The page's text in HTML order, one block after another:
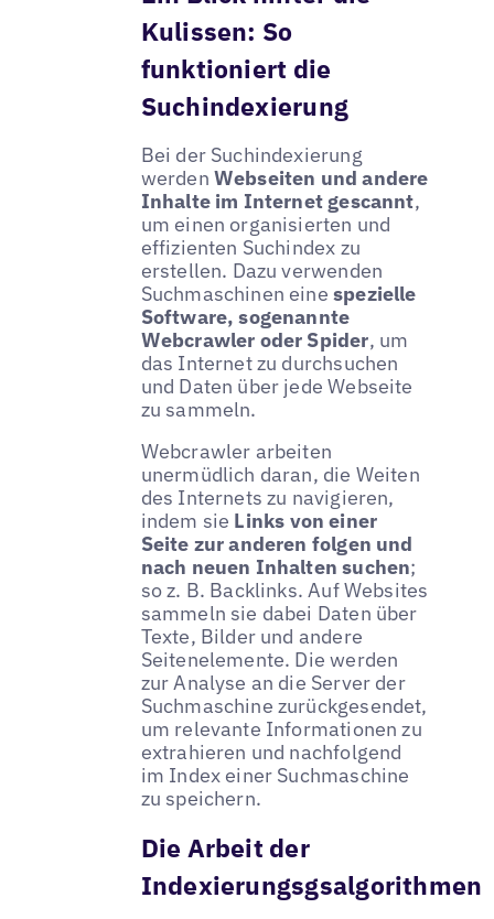
Kulissen: So
funktioniert die
Suchindexierung
Bei der Suchindexierung
werden Webseiten und andere
Inhalte im Internet gescannt,
um einen organisierten und
effizienten Suchindex zu
erstellen. Dazu verwenden
Suchmaschinen einespezielle
Software, sogenannte
Webcrawler oder Spider, um
das Internet zu durchsuchen
und Daten über jede Webseite
zu sammeln.
Webcrawler arbeiten
unermüdlich daran, die Weiten
des Internets zu navigieren,
indem sie Links von einer
Seite zur anderen folgen und
nach neuen Inhalten suchen;
so z. B. Backlinks. Auf Websites
sammeln sie dabei Daten über
Texte, Bilder und andere
Seitenelemente. Die werden
zur Analyse an die Server der
Suchmaschine zurückgesendet,
um relevante Informationen zu
extrahieren und nachfolgend
im Index einer Suchmaschine
zu speichern.
Die Arbeit der
Indexierungsgsalgorithmen